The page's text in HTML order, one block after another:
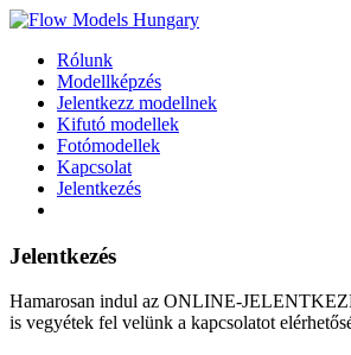
Rólunk
Modellképzés
Jelentkezz modellnek
Kifutó modellek
Fotómodellek
Kapcsolat
Jelentkezés
Jelentkezés
Hamarosan indul az ONLINE-
is vegyétek fel velünk a kapcsolatot